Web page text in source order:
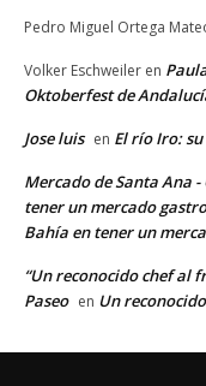
Pedro Miguel Ortega
Volker Eschweiler en
Oktoberfest de
Jose luis en El río Iro:
Mercado de Santa Ana
tener un mercado
Bahía en tener un
“Un reconocido chef al
Paseo en Un